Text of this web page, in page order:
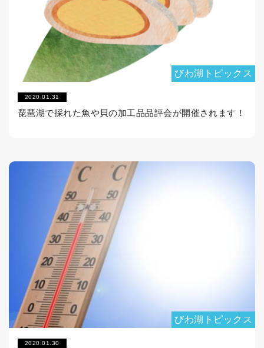
びわ湖トピックス
2020.01.31
琵琶湖で採れた魚や貝の加工品品評会が開催されます！
びわ湖トピックス
2020.01.30